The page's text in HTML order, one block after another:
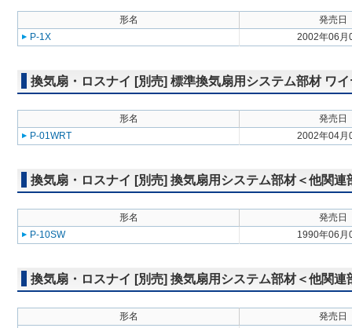
形名
発売日
P-1X
2002年06月
換気扇・ロスナイ [別売] 標準換気扇用システム部材 ワ
形名
発売日
P-01WRT
2002年04月
換気扇・ロスナイ [別売] 換気扇用システム部材＜他関連
形名
発売日
P-10SW
1990年06月
換気扇・ロスナイ [別売] 換気扇用システム部材＜他関連
形名
発売日